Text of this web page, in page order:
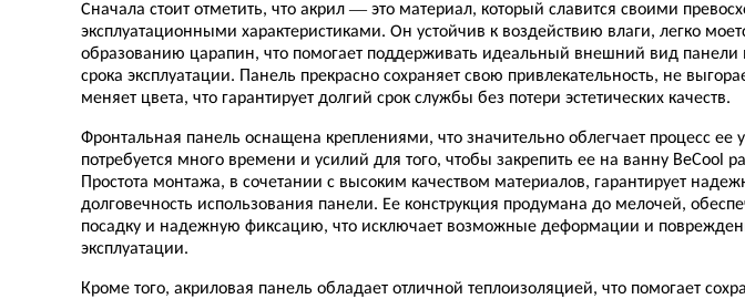
Сначала стоит отметить, что акрил — это материал, который славится своими
эксплуатационными характеристиками. Он устойчив к воздействию влаги, легко
образованию царапин, что помогает поддерживать идеальный внешний вид панели
срока эксплуатации. Панель прекрасно сохраняет свою привлекательность, не
меняет цвета, что гарантирует долгий срок службы без потери эстетических качеств.
Фронтальная панель оснащена креплениями, что значительно облегчает процесс ее
потребуется много времени и усилий для того, чтобы закрепить ее на ванну BeCool
Простота монтажа, в сочетании с высоким качеством материалов, гарантирует
долговечность использования панели. Ее конструкция продумана до мелочей,
посадку и надежную фиксацию, что исключает возможные деформации и
эксплуатации.
Кроме того, акриловая панель обладает отличной теплоизоляцией, что помогает